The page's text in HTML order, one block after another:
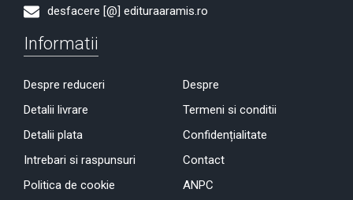
desfacere [@] edituraaramis.ro
Informatii
Despre reduceri
Detalii livrare
Detalii plata
Intrebari si raspunsuri
Politica de cookie
Despre
Termeni si conditii
Confidențialitate
Contact
ANPC